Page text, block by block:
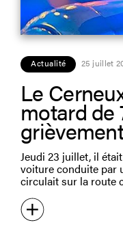
Actualité 25 juillet
Le
motard de
Jeudi 23 juillet, il
voiture conduite par
circulait sur la route